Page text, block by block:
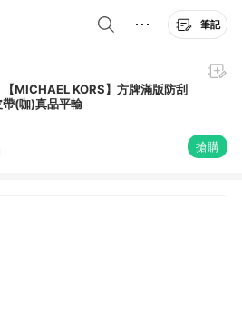
筆記
MICHAEL KORS】方牌滿版防刮
(咖)真品平輸
搶購